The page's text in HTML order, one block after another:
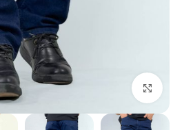
بزرگنمایی تصویر